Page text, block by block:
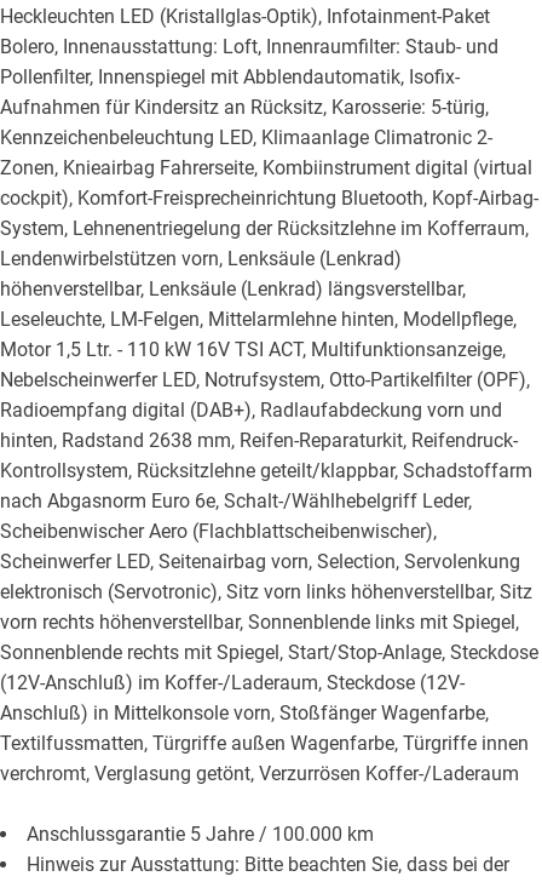
Heckleuchten LED (Kristallglas-Optik), Infotainment-Paket
Bolero, Innenausstattung: Loft, Innenraumfilter: Staub- und
Pollenfilter, Innenspiegel mit Abblendautomatik, Isofix-
Aufnahmen für Kindersitz an Rücksitz, Karosserie: 5-türig,
Kennzeichenbeleuchtung LED, Klimaanlage Climatronic 2-
Zonen, Knieairbag Fahrerseite, Kombiinstrument digital (virtual
cockpit), Komfort-Freisprecheinrichtung Bluetooth, Kopf-Airbag-
System, Lehnenentriegelung der Rücksitzlehne im Kofferraum,
Lendenwirbelstützen vorn, Lenksäule (Lenkrad)
höhenverstellbar, Lenksäule (Lenkrad) längsverstellbar,
Leseleuchte, LM-Felgen, Mittelarmlehne hinten, Modellpflege,
Motor 1,5 Ltr. - 110 kW 16V TSI ACT, Multifunktionsanzeige,
Nebelscheinwerfer LED, Notrufsystem, Otto-Partikelfilter (OPF),
Radioempfang digital (DAB+), Radlaufabdeckung vorn und
hinten, Radstand 2638 mm, Reifen-Reparaturkit, Reifendruck-
Kontrollsystem, Rücksitzlehne geteilt/klappbar, Schadstoffarm
nach Abgasnorm Euro 6e, Schalt-/Wählhebelgriff Leder,
Scheibenwischer Aero (Flachblattscheibenwischer),
Scheinwerfer LED, Seitenairbag vorn, Selection, Servolenkung
elektronisch (Servotronic), Sitz vorn links höhenverstellbar, Sitz
vorn rechts höhenverstellbar, Sonnenblende links mit Spiegel,
Sonnenblende rechts mit Spiegel, Start/Stop-Anlage, Steckdose
(12V-Anschluß) im Koffer-/Laderaum, Steckdose (12V-
Anschluß) in Mittelkonsole vorn, Stoßfänger Wagenfarbe,
Textilfussmatten, Türgriffe außen Wagenfarbe, Türgriffe innen
verchromt, Verglasung getönt, Verzurrösen Koffer-/Laderaum
Anschlussgarantie 5 Jahre / 100.000 km
Hinweis zur Ausstattung: Bitte beachten Sie, dass bei der